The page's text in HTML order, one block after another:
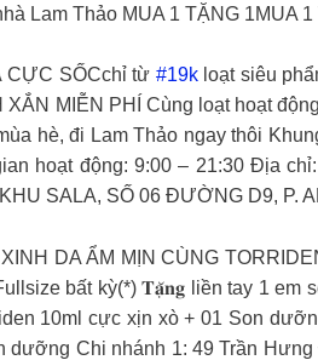
Lam Thảo MUA 1 TẶNG 1MUA
CỰC SỐCchỉ từ #19kloạt siêu
XẮN MIỄN PHÍ Cùng loạt hoạt
hè, đi Lam Thảo ngay thôi
hoạt động: 9:00 – 21:30 Địa
SALA, SỐ 06 ĐƯỜNG D9, P.
DA ẨM MỊN CÙNG
bất kỳ(*) 𝐓𝐚̣̆𝐧𝐠 liền tay 1 em
10ml cực xịn xò + 01 Son
dưỡng Chi nhánh 1: 49 Trần